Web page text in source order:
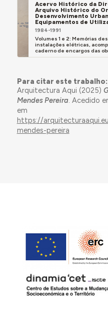
Acervo Histórico da
Arquivo Histórico do
Desenvolvimento
Equipamentos de
1984-1991
Volumes 1 e 2: Memórias
instalações elétricas,
caderno de encargos das
Para citar este trabalho:
Arquitectura Aqui (2025)
Mendes Pereira. Acedido
em
https://
mendes-pereira